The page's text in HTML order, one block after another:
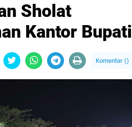
Sholat
Kantor Bupati
Komentar ()